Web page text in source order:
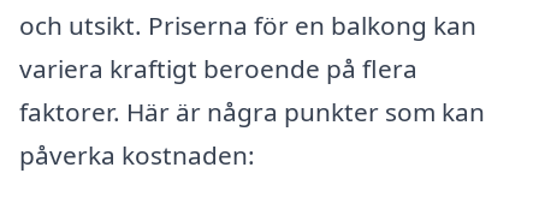
och utsikt. Priserna för en balkong kan
variera kraftigt beroende på flera
faktorer. Här är några punkter som kan
påverka kostnaden: